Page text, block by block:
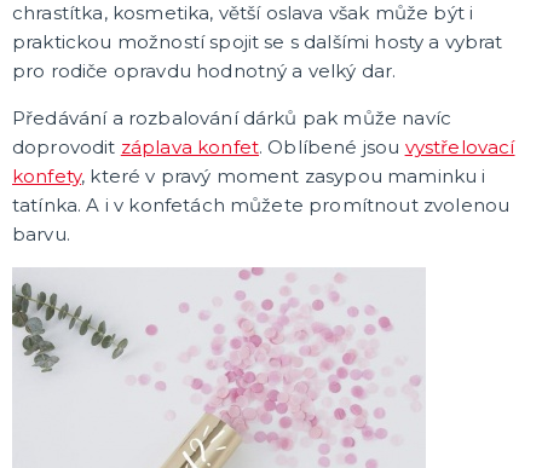
chrastítka, kosmetika, větší oslava však může být i
praktickou možností spojit se s dalšími hosty a vybrat
pro rodiče opravdu hodnotný a velký dar.
Předávání a rozbalování dárků pak může navíc
doprovodit záplava konfet. Oblíbené jsou vystřelovací
konfety, které v pravý moment zasypou maminku i
tatínka. A i v konfetách můžete promítnout zvolenou
barvu.